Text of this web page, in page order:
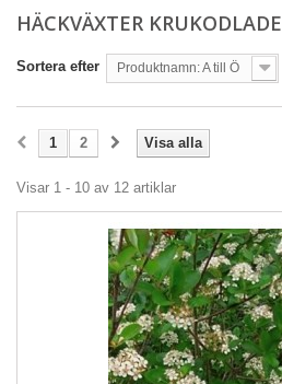
HÄCKVÄXTER KRUKODLADE
Sortera efter Produktnamn: A till Ö
Visa alla
1 2
Visar 1 - 10 av 12 artiklar